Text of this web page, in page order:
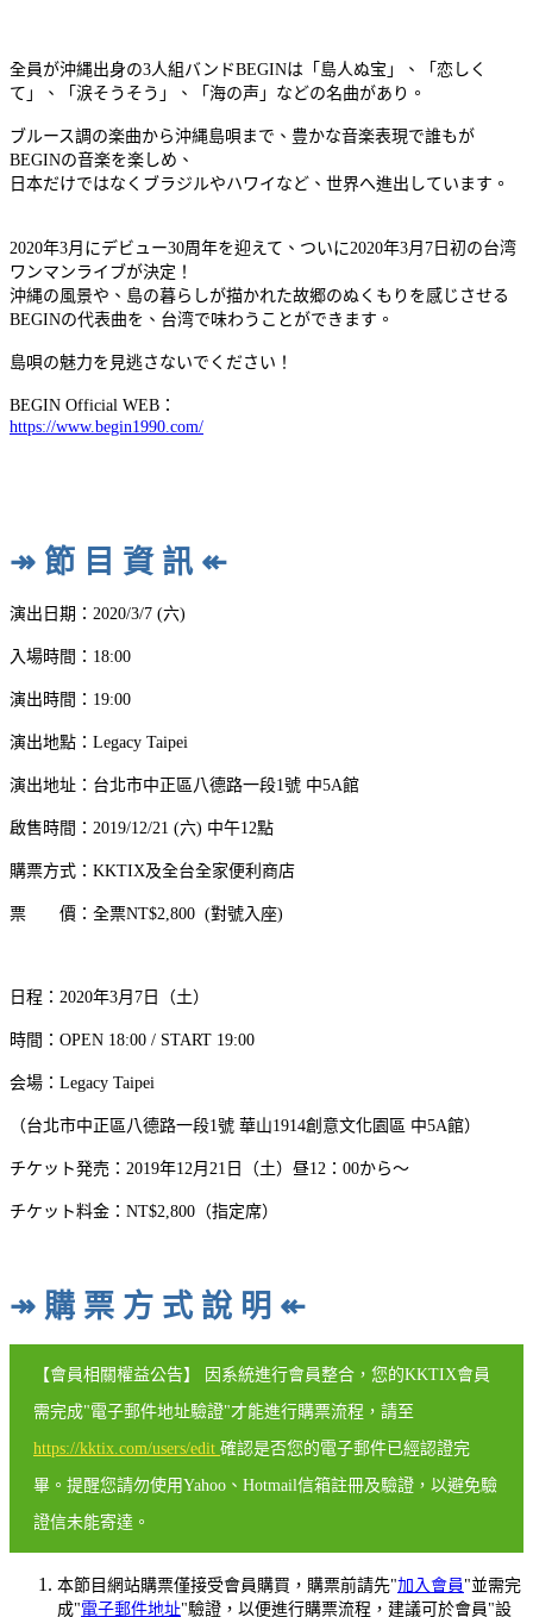
全員が沖縄出身の3人組バンドBEGINは「島人ぬ宝」、「恋しく
て」、「涙そうそう」、「海の声」などの名曲があり。
ブルース調の楽曲から沖縄島唄まで、豊かな音楽表現で誰もが
BEGINの音楽を楽しめ、
日本だけではなくブラジルやハワイなど、世界へ進出しています。
2020年3月にデビュー30周年を迎えて、ついに2020年3月7日初の台湾
ワンマンライブが決定！
沖縄の風景や、島の暮らしが描かれた故郷のぬくもりを感じさせる
BEGINの代表曲を、台湾で味わうことができます。
島唄の魅力を見逃さないでください！
BEGIN Official WEB：
https://www.begin1990.com/
↠ 節 目 資 訊 ↞
演出日期：2020/3/7 (六)
入場時間：18:00
演出時間：19:00
演出地點：Legacy Taipei
演出地址：台北市中正區八德路一段1號 中5A館
啟售時間：2019/12/21 (六) 中午12點
購票方式：KKTIX及全台全家便利商店
票 價：全票NT$2,800 (對號入座)
日程：2020年3月7日（土）
時間：OPEN 18:00 / START 19:00
会場：Legacy Taipei
（台北市中正區八德路一段1號 華山1914創意文化園區 中5A館）
チケット発売：2019年12月21日（土）昼12：00から～
チケット料金：NT$2,800（指定席）
↠ 購 票 方 式 說 明 ↞
【會員相關權益公告】 因系統進行會員整合，您的KKTIX會員
需完成"電子郵件地址驗證"才能進行購票流程，請至
https://kktix.com/users/edit 確認是否您的電子郵件已經認證完
畢。提醒您請勿使用Yahoo、Hotmail信箱註冊及驗證，以避免驗
證信未能寄達。
本節目網站購票僅接受會員購買，購票前請先"加入會員 "並需完
成"電子郵件地址"驗證，以便進行購票流程，建議可於會員"設